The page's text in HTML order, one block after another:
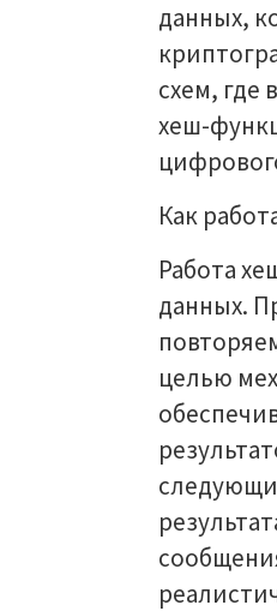
данных,
схем,
хеш-
Как
Работа
данных.
целью